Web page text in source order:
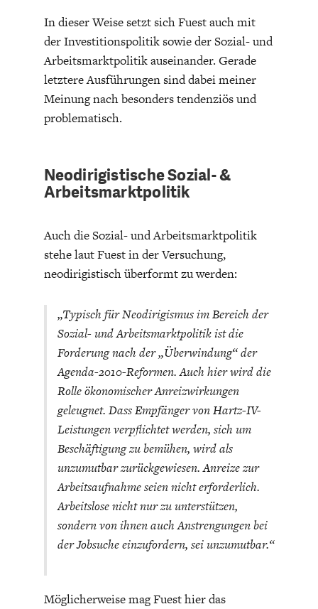
In dieser Weise setzt sich Fuest auch mit
der Investitionspolitik sowie der Sozial- und
Arbeitsmarktpolitik auseinander. Gerade
letztere Ausführungen sind dabei meiner
Meinung nach besonders tendenziös und
problematisch.
Neodirigistische Sozial- &
Arbeitsmarktpolitik
Auch die Sozial- und Arbeitsmarktpolitik
stehe laut Fuest in der Versuchung,
neodirigistisch überformt zu werden:
„Typisch für Neodirigismus im Bereich der
Sozial- und Arbeitsmarktpolitik ist die
Forderung nach der „Überwindung“ der
Agenda-2010-Reformen. Auch hier wird die
Rolle ökonomischer Anreizwirkungen
geleugnet. Dass Empfänger von Hartz-IV-
Leistungen verpflichtet werden, sich um
Beschäftigung zu bemühen, wird als
unzumutbar zurückgewiesen. Anreize zur
Arbeitsaufnahme seien nicht erforderlich.
Arbeitslose nicht nur zu unterstützen,
sondern von ihnen auch Anstrengungen bei
der Jobsuche einzufordern, sei unzumutbar.“
Möglicherweise mag Fuest hier das